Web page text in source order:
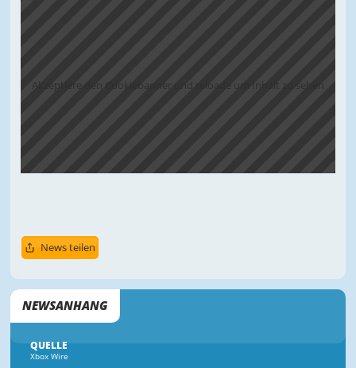
Akzeptiere den Cookiebanner und reloade um Inhalt zu sehen
News teilen
NEWSANHANG
QUELLE
Xbox Wire